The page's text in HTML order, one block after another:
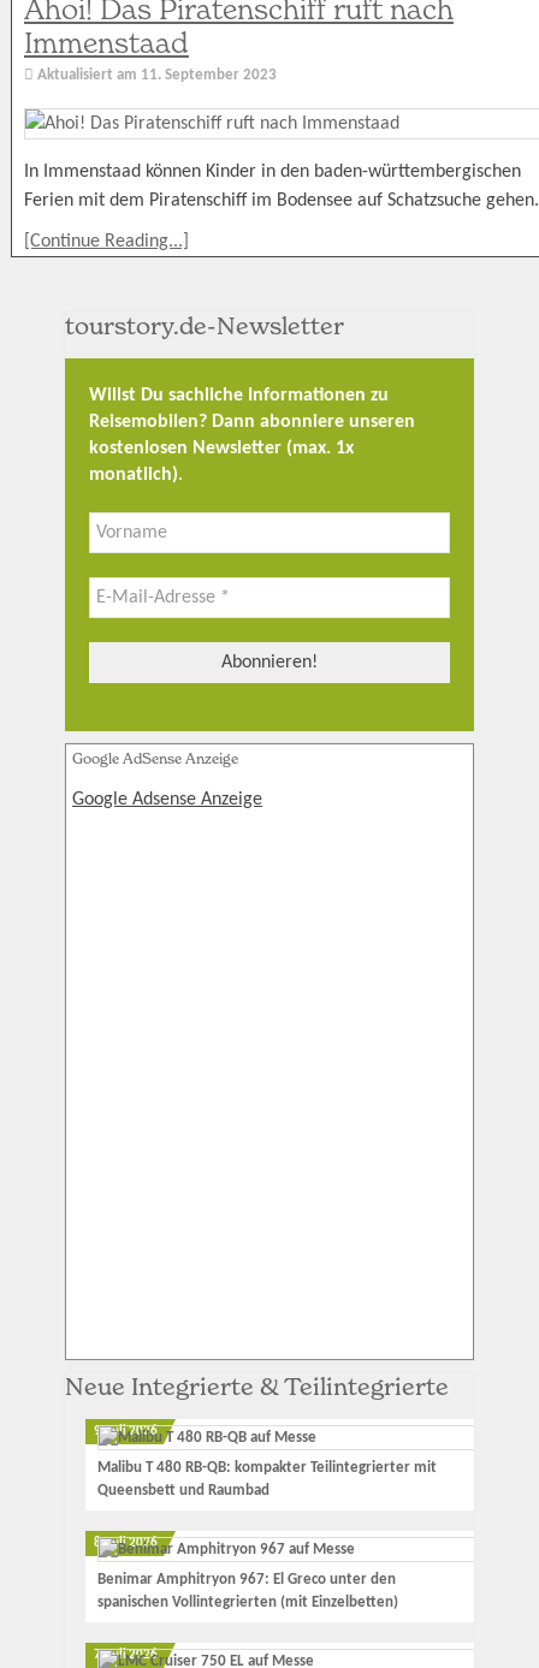
Ahoi! Das Piratenschiff ruft nach
Immenstaad
Aktualisiert am 11. September 2023
In Immenstaad können Kinder in den baden-württembergischen
Ferien mit dem Piratenschiff im Bodensee auf Schatzsuche gehen.
[Continue Reading...]
tourstory.de-Newsletter
Willst Du sachliche Informationen zu
Reisemobilen? Dann abonniere unseren
kostenlosen Newsletter (max. 1x
monatlich).
Google AdSense Anzeige
Google Adsense Anzeige
Neue Integrierte & Teilintegrierte
9. Juli 2026
Malibu T 480 RB-QB: kompakter Teilintegrierter mit
Queensbett und Raumbad
8. Juli 2026
Benimar Amphitryon 967: El Greco unter den
spanischen Vollintegrierten (mit Einzelbetten)
7. Juli 2026